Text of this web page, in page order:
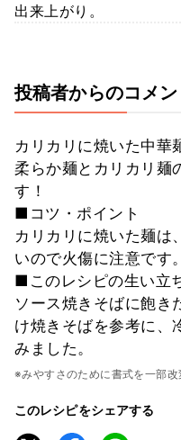
出来上がり。
投稿者からのコメン
カリカリに焼いた中華
柔らか麺とカリカリ麺
す！
■コツ・ポイント
カリカリに焼いた麺は
いので火傷に注意です。
■このレシピの生い立
ソース焼きそばに飽き
け焼きそばを参考に、
みました。
※みやすさのために書式を一部改
このレシピをシェアする